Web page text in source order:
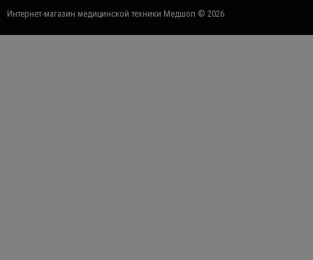
Интернет-магазин медицинской техники Медшоп © 2026